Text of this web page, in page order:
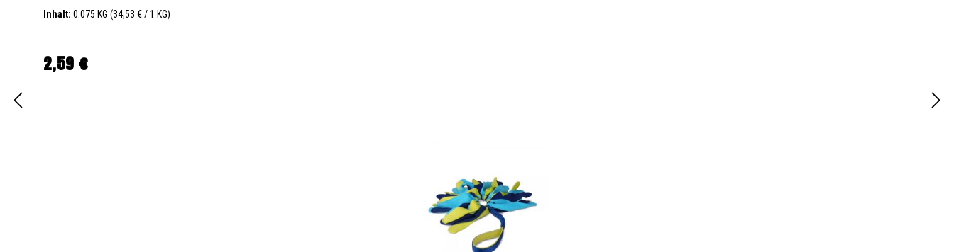
Inhalt: 0.075 KG (34,53 € / 1 KG)
Regulärer Preis:
2,59 €